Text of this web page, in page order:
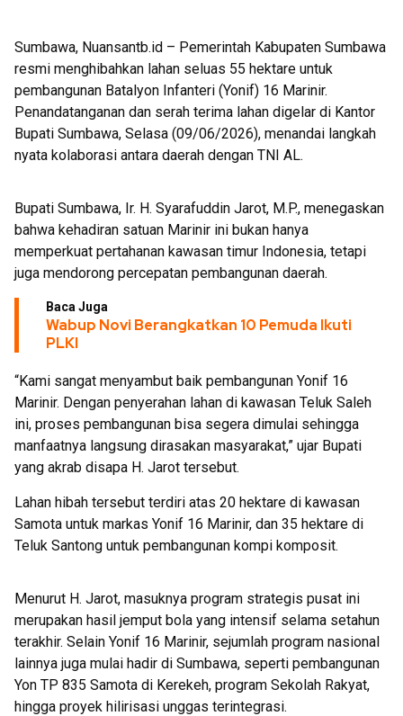
Sumbawa, Nuansantb.id – Pemerintah Kabupaten Sumbawa
resmi menghibahkan lahan seluas 55 hektare untuk
pembangunan Batalyon Infanteri (Yonif) 16 Marinir.
Penandatanganan dan serah terima lahan digelar di Kantor
Bupati Sumbawa, Selasa (09/06/2026), menandai langkah
nyata kolaborasi antara daerah dengan TNI AL.
Bupati Sumbawa, Ir. H. Syarafuddin Jarot, M.P., menegaskan
bahwa kehadiran satuan Marinir ini bukan hanya
memperkuat pertahanan kawasan timur Indonesia, tetapi
juga mendorong percepatan pembangunan daerah.
Baca Juga
Wabup Novi Berangkatkan 10 Pemuda Ikuti
PLKI
“Kami sangat menyambut baik pembangunan Yonif 16
Marinir. Dengan penyerahan lahan di kawasan Teluk Saleh
ini, proses pembangunan bisa segera dimulai sehingga
manfaatnya langsung dirasakan masyarakat,” ujar Bupati
yang akrab disapa H. Jarot tersebut.
Lahan hibah tersebut terdiri atas 20 hektare di kawasan
Samota untuk markas Yonif 16 Marinir, dan 35 hektare di
Teluk Santong untuk pembangunan kompi komposit.
Menurut H. Jarot, masuknya program strategis pusat ini
merupakan hasil jemput bola yang intensif selama setahun
terakhir. Selain Yonif 16 Marinir, sejumlah program nasional
lainnya juga mulai hadir di Sumbawa, seperti pembangunan
Yon TP 835 Samota di Kerekeh, program Sekolah Rakyat,
hingga proyek hilirisasi unggas terintegrasi.